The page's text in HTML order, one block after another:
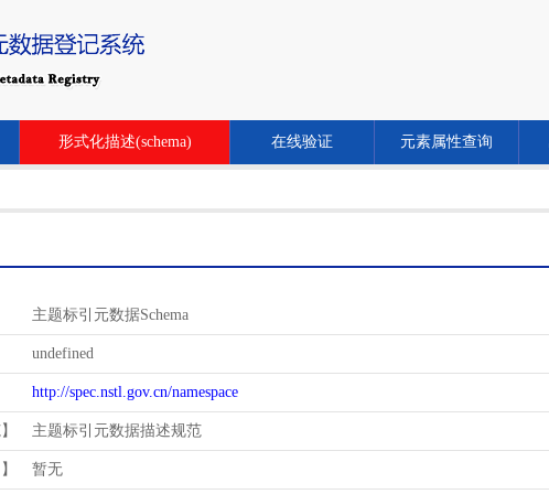
形式化描述(schema) 在线验证 元素属性查询
主题标引元数据Schema
undefined
http://spec.nstl.gov.cn/namespace
主题标引元数据描述规范
暂无